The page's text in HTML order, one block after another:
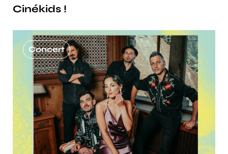
Cinékids !
Concert